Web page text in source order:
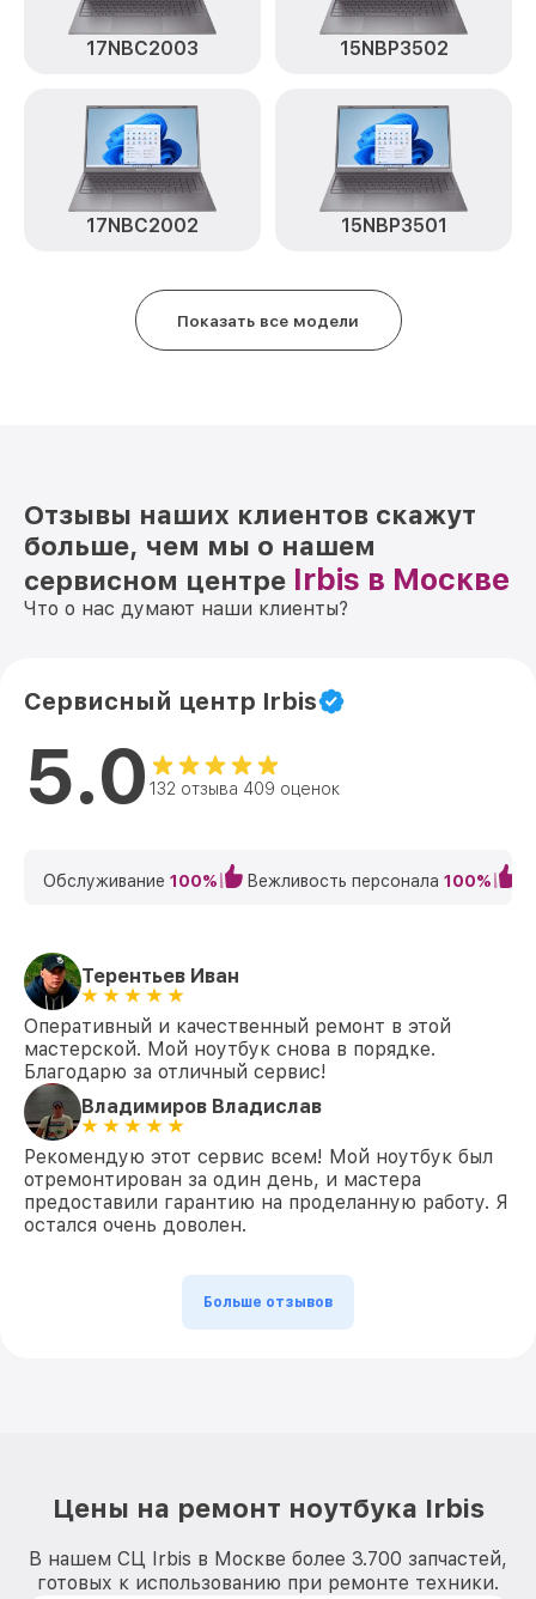
17NBC2003 15NBP3502
17NBC2002 15NBP3501
Показать все модели
Отзывы наших клиентов скажут
больше, чем мы о нашем
сервисном центре Irbis в Москве
Что о нас думают наши клиенты?
Сервисный центр Irbis
5.0 132 отзыва 409 оценок
Обслуживание 100% Вежливость персонала 100%
Терентьев Иван
Оперативный и качественный ремонт в этой
мастерской. Мой ноутбук снова в порядке.
Благодарю за отличный сервис!
Владимиров Владислав
Рекомендую этот сервис всем! Мой ноутбук был
отремонтирован за один день, и мастера
предоставили гарантию на проделанную работу. Я
остался очень доволен.
Больше отзывов
Цены на ремонт ноутбука Irbis
В нашем СЦ Irbis в Москве более 3.700 запчастей,
готовых к использованию при ремонте техники.